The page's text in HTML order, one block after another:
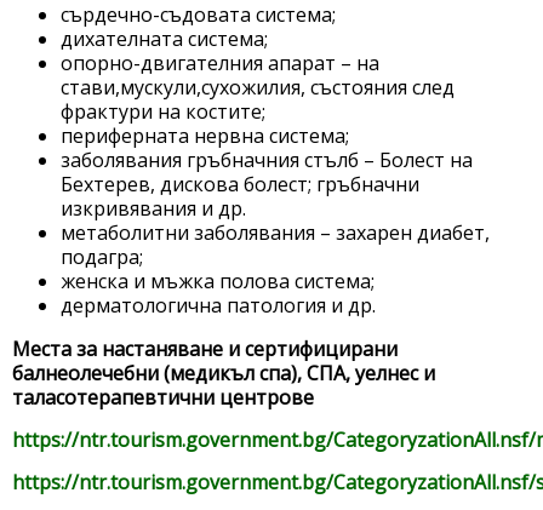
сърдечно-съдовата система;
дихателната система;
опорно-двигателния апарат – на
стави,мускули,сухожилия, състояния след
фрактури на костите;
периферната нервна система;
заболявания гръбначния стълб – Болест на
Бехтерев, дискова болест; гръбначни
изкривявания и др.
метаболитни заболявания – захарен диабет,
подагра;
женска и мъжка полова система;
дерматологична патология и др.
Места за настаняване и сертифицирани
балнеолечебни (медикъл спа), СПА, уелнес и
таласотерапевтични центрове
https://ntr.tourism.government.bg/CategoryzationAll.nsf/
https://ntr.tourism.government.bg/CategoryzationAll.nsf/